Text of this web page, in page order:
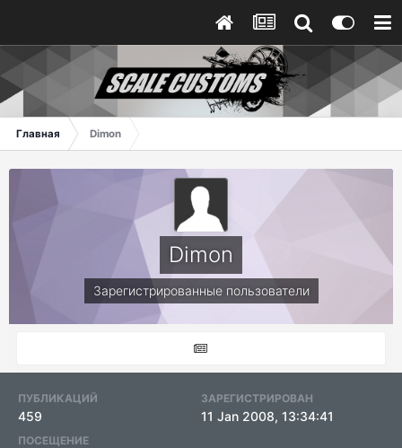
Главная Dimon
Dimon
Зарегистрированные пользователи
ПУБЛИКАЦИЙ
459
ЗАРЕГИСТРИРОВАН
11 Jan 2008, 13:34:41
ПОСЕЩЕНИЕ